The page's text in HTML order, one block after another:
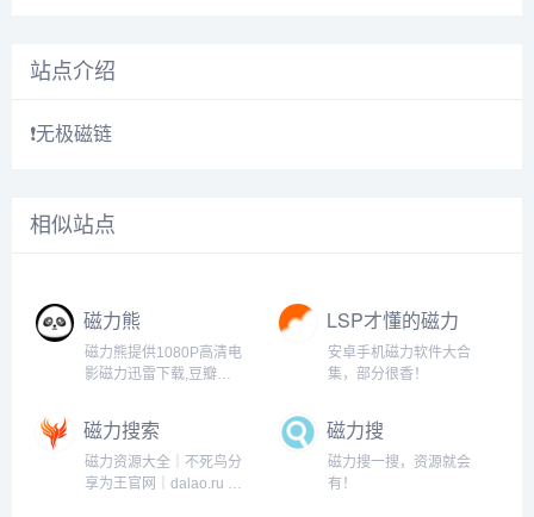
站点介绍
❗无极磁链
相似站点
磁力熊
磁力熊提供1080P高清电
影磁力迅雷下载,豆瓣
1080P高清磁力下载。
LSP才懂的磁力
工具
安卓手机磁力软件大合
集，部分很香！
磁力搜索
磁力资源大全｜不死鸟分
享为王官网｜dalao.ru 大
磁力搜
磁力搜一搜，资源就会
有！